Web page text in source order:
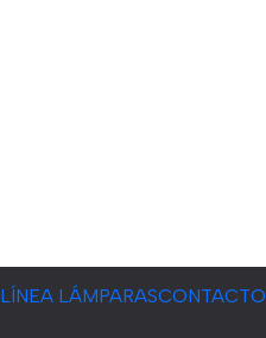
LÍNEA LÁMPARASCONTACTO